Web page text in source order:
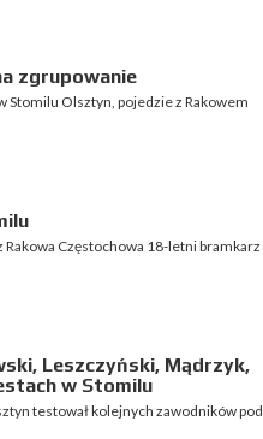
zgrupowanie
Stomilu Olsztyn, pojedzie z Rakowem
Częstochowa 18-letni bramkarz
Leszczyński, Mądrzyk,
w Stomilu
testował kolejnych zawodników pod